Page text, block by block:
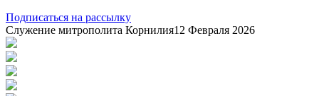
Подписаться на рассылку
Служение митрополита Корнилия12 Февраля 2026